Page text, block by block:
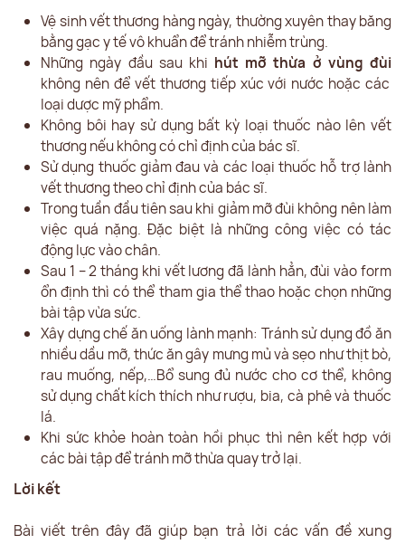
Vệ sinh vết thương hàng ngày, thường xuyên thay băng
bằng gạc y tế vô khuẩn để tránh nhiễm trùng.
Những ngày đầu sau khi hút mỡ thừa ở vùng đùi
không nên để vết thương tiếp xúc với nước hoặc các
loại dược mỹ phẩm.
Không bôi hay sử dụng bất kỳ loại thuốc nào lên vết
thương nếu không có chỉ định của bác sĩ.
Sử dụng thuốc giảm đau và các loại thuốc hỗ trợ lành
vết thương theo chỉ định của bác sĩ.
Trong tuần đầu tiên sau khi giảm mỡ đùi không nên làm
việc quá nặng. Đặc biệt là những công việc có tác
động lực vào chân.
Sau 1 – 2 tháng khi vết lương đã lành hẳn, đùi vào form
ổn định thì có thể tham gia thể thao hoặc chọn những
bài tập vừa sức.
Xây dựng chế ăn uống lành mạnh: Tránh sử dụng đồ ăn
nhiều dầu mỡ, thức ăn gây mưng mủ và sẹo như thịt bò,
rau muống, nếp,…Bổ sung đủ nước cho cơ thể, không
sử dụng chất kích thích như rượu, bia, cà phê và thuốc
lá.
Khi sức khỏe hoàn toàn hồi phục thì nên kết hợp với
các bài tập để tránh mỡ thừa quay trở lại.
Lời kết
Bài viết trên đây đã giúp bạn trả lời các vấn đề xung